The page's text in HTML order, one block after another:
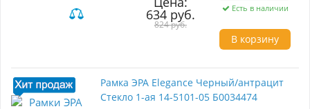
пластика, который гарантирует долговечность
и устойчивость к механическим
повреждениям. Ключевые характеристики: -
Формат: 1-ая рамка - Материал: пластик - Цвет:
зеленый/слоновая кость - Тип вставки: стекло
Elegance: - Эстетичный дизайн, который
гармонично впишется в любой интерьер. -
Простота установки и замены, что делает её
удобной в использовании. - Легкость в уходе и
634 руб.
824 руб.
Есть в наличии
В корзину
Рамка ЭРА Elegance Черный/антрацит
Стекло 1-ая 14-5101-05 Б0034474